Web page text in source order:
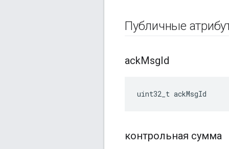
Публичные
ackMsgId
uint32_t ackMsgId
контрольная сумма